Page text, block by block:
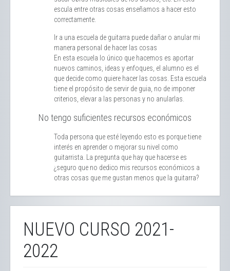
escula entre otras cosas enseñamos a hacer esto
correctamente.
Ir a una escuela de guitarra puede dañar o anular mi
manera personal de hacer las cosas
En esta escuela lo único que hacemos es aportar
nuevos caminos, ideas y enfoques, el alumno es el
que decide como quiere hacer las cosas. Esta escuela
tiene el propósito de servir de guia, no de imponer
criterios, elevar a las personas y no anularlas.
No tengo suficientes recursos económicos
Toda persona que esté leyendo esto es porque tiene
interés en aprender o mejorar su nivel como
guitarrista. La pregunta que hay que hacerse es
¿seguro que no dedico mis recursos económicos a
otras cosas que me gustan menos que la guitarra?
NUEVO CURSO 2021-
2022